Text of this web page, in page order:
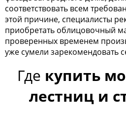
соответствовать всем
этой причине, специалисты
приобретать облицовочный
проверенных временем
уже сумели зарекомендовать
Где купить
лестниц и